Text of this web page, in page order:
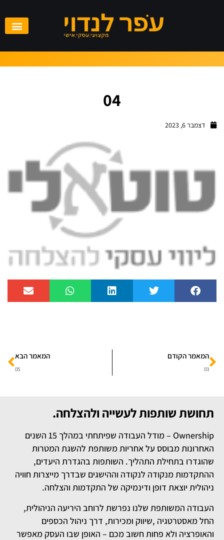
04
דצמבר 6, 2023
המאמר הקודם
03
המאמר הבא
05
תחושת שותפות לעשייה ולהצלחה.
Ownership – מודל העבודה שפיתחתי במהלך 15 השנים
האחרונות מבוסס על אחריות משותפת להשגת המטרות
שהוגדרו בתחילת התהליך. השותפות בהגדרת היעדים,
ההתקדמות מנקודה לנקודה וההישגים שבדרך מייצרות חוויה
ניהולית יוצאת דופן ודינמיקה של התקדמות והצלחה.
העבודה המשותפת שלנו נפרשת לרוחב היריעה הניהולית,
החל מאסטרטגיה ,שיווק ומכירות, דרך ניהול הכספים
והאופרציה ולא פחות חשוב מכם – האופן שבו העסק מאפשר